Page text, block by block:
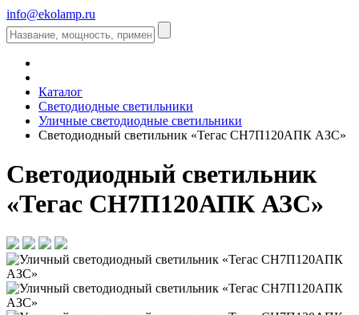
info@ekolamp.ru
Каталог
Светодиодные светильники
Уличные светодиодные светильники
Светодиодный светильник «Тегас СН7П120АПК АЗС»
Светодиодный светильник
«Тегас СН7П120АПК АЗС»